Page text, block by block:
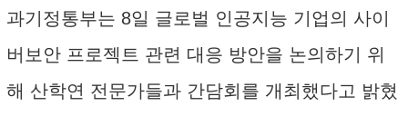
과기정통부는 8일 글로벌 인공지능 기업의 사이
버보안 프로젝트 관련 대응 방안을 논의하기 위
해 산학연 전문가들과 간담회를 개최했다고 밝혔